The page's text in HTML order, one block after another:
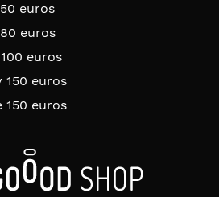
euros
euros
euros
150 euros
150 euros